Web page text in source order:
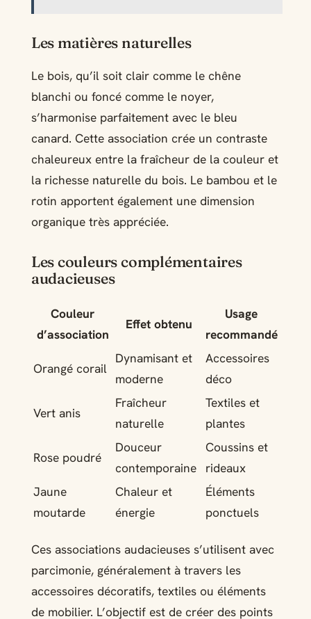
Les matières naturelles
Le bois, qu’il soit clair comme le chêne
blanchi ou foncé comme le noyer,
s’harmonise parfaitement avec le bleu
canard. Cette association crée un contraste
chaleureux entre la fraîcheur de la couleur et
la richesse naturelle du bois. Le bambou et le
rotin apportent également une dimension
organique très appréciée.
Les couleurs complémentaires
audacieuses
Couleur
d’association
Effet obtenu
Usage
recommandé
Orangé corail
Dynamisant et
moderne
Accessoires
déco
Vert anis
Fraîcheur
naturelle
Textiles et
plantes
Rose poudré
Douceur
contemporaine
Coussins et
rideaux
Jaune
moutarde
Chaleur et
énergie
Éléments
ponctuels
Ces associations audacieuses s’utilisent avec
parcimonie, généralement à travers les
accessoires décoratifs, textiles ou éléments
de mobilier. L’objectif est de créer des points